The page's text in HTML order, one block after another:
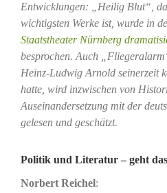
Entwicklungen: „Heilig Blut“,
wichtigsten Werke ist, wurde in
Staatstheater Nürnberg
besprochen. Auch
Heinz-Ludwig Arnold seinerzeit
hatte, wird inzwischen von
Auseinandersetzung mit der
gelesen und geschätzt.
Politik und Literatur – geht
Norbert Reichel: